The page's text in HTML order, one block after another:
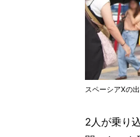
スペーシアXの
2人が乗り